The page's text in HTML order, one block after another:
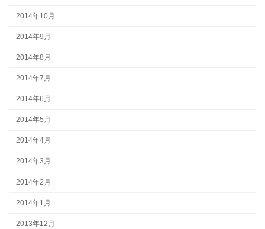
2014年10月
2014年9月
2014年8月
2014年7月
2014年6月
2014年5月
2014年4月
2014年3月
2014年2月
2014年1月
2013年12月